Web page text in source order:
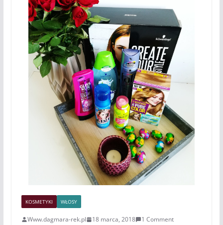
KOSMETYKI WŁOSY
Www.dagmara-rek.pl 18 marca, 2018
1 Comment